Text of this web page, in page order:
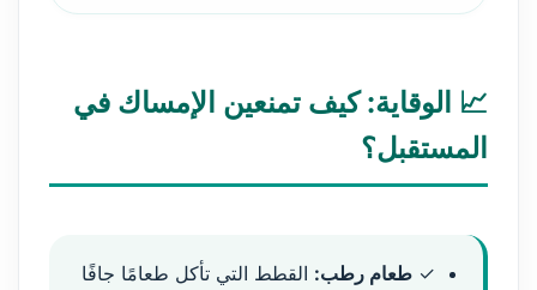
📈 الوقاية: كيف تمنعين الإمساك في
المستقبل؟
✓ طعام رطب: القطط التي تأكل طعامًا جافًا